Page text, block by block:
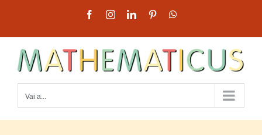
contenuto
FacebookInstagramLinkedInPinterest
Vai a...